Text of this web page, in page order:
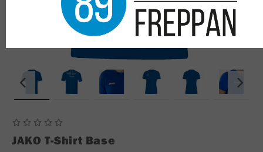
JAKO T-Shirt Base
mehr Infos
Datenschutz
Impressum